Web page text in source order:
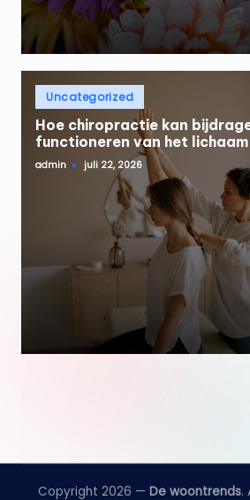
Geplaatst
inUncategorized
Hoe chiropractie kan
functioneren van het lichaam
Geplaatst
admin juli 22, 2026
Copyright 2026 — De woontrends.